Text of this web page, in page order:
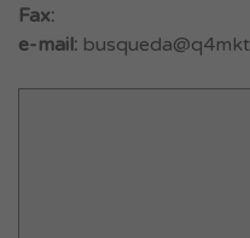
Fax:
e-mail: